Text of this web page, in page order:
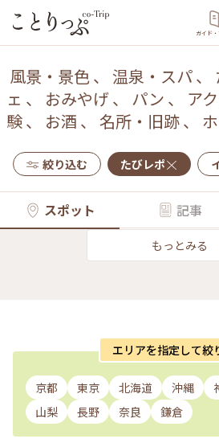
ガイド
風景・景色、 温泉・スパ、
ェ 、 おみやげ 、 パン 、 ア
験、 お酒 、 名所・旧跡、
絞り込む たびレポ
スポット 記事
もっとみる
エリアを指定して絞
京都 東京 北海道 沖縄
山梨
長野 奈良 鎌倉